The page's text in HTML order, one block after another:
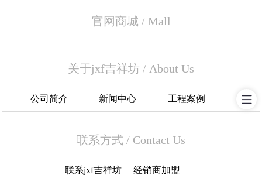
官网商城 / Mall
关于jxf吉祥坊 / About Us
公司简介 新闻中心 工程案例
联系方式 / Contact Us
联系jxf吉祥坊 经销商加盟